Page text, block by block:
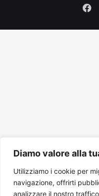
Diamo valore alla
Utilizziamo i cookie per
navigazione, offrirti
analizzare il nostro